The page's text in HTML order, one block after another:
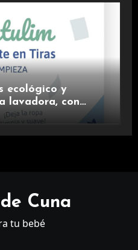
ecológico y
lavadora, con
y fragancia de
Cuna
tu bebé